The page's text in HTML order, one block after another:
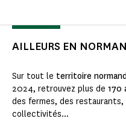
AILLEURS EN
Sur tout le territoire
2024, retrouvez plus de 170
des fermes, des
collectivités...